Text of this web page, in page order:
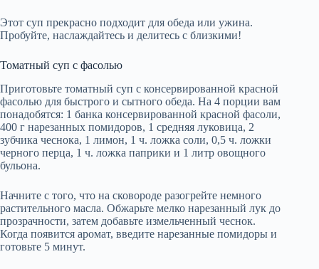
Этот суп прекрасно подходит для обеда или ужина.
Пробуйте, наслаждайтесь и делитесь с близкими!
Томатный суп с фасолью
Приготовьте томатный суп с консервированной красной
фасолью для быстрого и сытного обеда. На 4 порции вам
понадобятся: 1 банка консервированной красной фасоли,
400 г нарезанных помидоров, 1 средняя луковица, 2
зубчика чеснока, 1 лимон, 1 ч. ложка соли, 0,5 ч. ложки
черного перца, 1 ч. ложка паприки и 1 литр овощного
бульона.
Начните с того, что на сковороде разогрейте немного
растительного масла. Обжарьте мелко нарезанный лук до
прозрачности, затем добавьте измельченный чеснок.
Когда появится аромат, введите нарезанные помидоры и
готовьте 5 минут.